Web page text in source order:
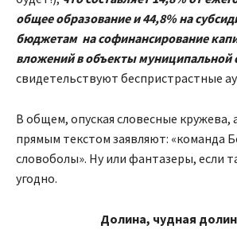
общее образование и 44,8% на
бюджетам на софинансирование
вложений в объекты муниципальной
свидетельствуют беспристрастные
В общем, опуская словесные кружева,
прямым текстом заявляют: «команда
словоболы». Ну или фантазеры, если
угодно.
Долина, чудная